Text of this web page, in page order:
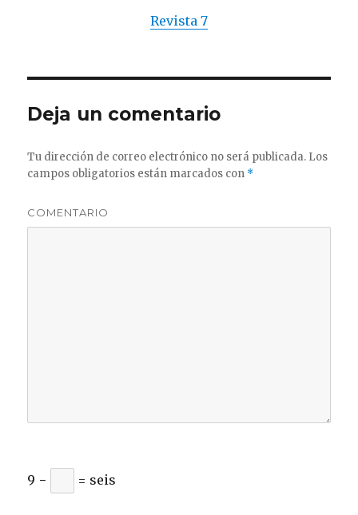
Revista 7
Deja un comentario
Tu dirección de correo electrónico no será publicada. Los
campos obligatorios están marcados con *
COMENTARIO
9 − = seis